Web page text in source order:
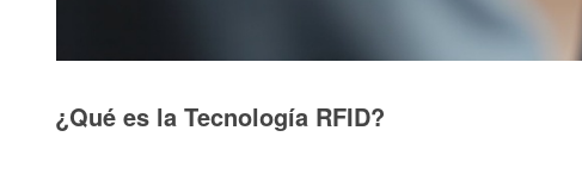
¿Qué es la Tecnología RFID?